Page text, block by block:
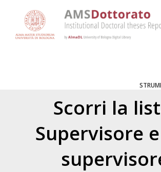
Scorri la
Supervisore